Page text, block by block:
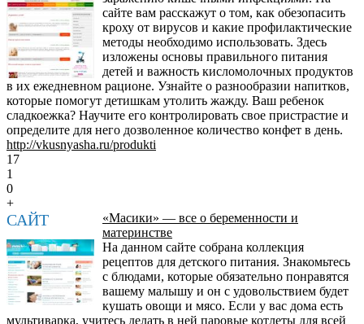
сайте вам расскажут о том, как обезопасить
кроху от вирусов и какие профилактические
методы необходимо использовать. Здесь
изложены основы правильного питания
детей и важность кисломолочных продуктов
в их ежедневном рационе. Узнайте о разнообразии напитков,
которые помогут детишкам утолить жажду. Ваш ребенок
сладкоежка? Научите его контролировать свое пристрастие и
определите для него дозволенное количество конфет в день.
http://vkusnyasha.ru/produkti
17
1
0
+
САЙТ
«Масики» — все о беременности и
материнстве
На данном сайте собрана коллекция
рецептов для детского питания. Знакомьтесь
с блюдами, которые обязательно понравятся
вашему малышу и он с удовольствием будет
кушать овощи и мясо. Если у вас дома есть
мультиварка, учитесь делать в ней паровые котлеты для всей